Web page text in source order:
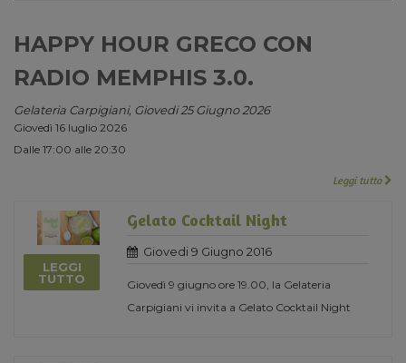
HAPPY HOUR GRECO CON
RADIO MEMPHIS 3.0.
Gelateria Carpigiani, Giovedi 25 Giugno 2026
Giovedì 16 luglio 2026
Dalle 17:00 alle 20:30
Leggi tutto
LEGGI
TUTTO
Gelato Cocktail Night
Giovedi 9 Giugno 2016
Giovedì 9 giugno ore 19.00, la Gelateria
Carpigiani vi invita a Gelato Cocktail Night